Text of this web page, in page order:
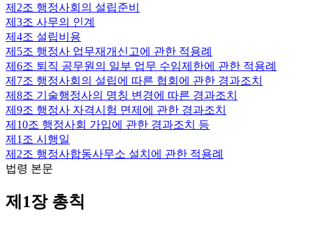
제2조 행정사회의 설립준비
제3조 사무의 인계
제4조 설립비용
제5조 행정사 업무재개신고에 관한 적용례
제6조 퇴직 공무원의 일부 업무 수임제한에 관한 적용례
제7조 행정사회의 설립에 따른 협회에 관한 경과조치
제8조 기술행정사의 명칭 변경에 따른 경과조치
제9조 행정사 자격시험 면제에 관한 경과조치
제10조 행정사회 가입에 관한 경과조치 등
제1조 시행일
제2조 행정사합동사무소 설치에 관한 적용례
법령 본문
제1장 총칙